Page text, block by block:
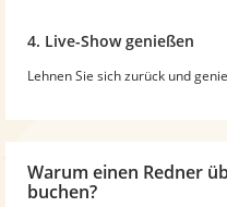
4. Live-Show genießen
Lehnen Sie sich zurück und
Warum einen Redner
buchen?